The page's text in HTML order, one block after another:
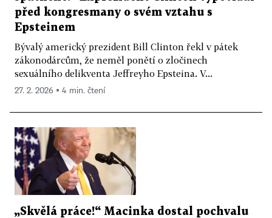
před kongresmany o svém vztahu s
Epsteinem
Bývalý americký prezident Bill Clinton řekl v pátek
zákonodárcům, že neměl ponětí o zločinech
sexuálního delikventa Jeffreyho Epsteina. V...
27. 2. 2026 ▪ 4 min. čtení
„Skvělá práce!“ Macinka dostal pochvalu